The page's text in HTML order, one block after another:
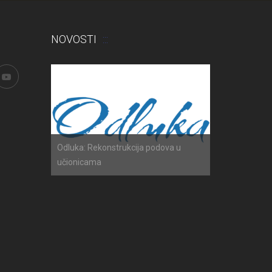
NOVOSTI
Odluka: Rekonstrukcija podova u
učionicama